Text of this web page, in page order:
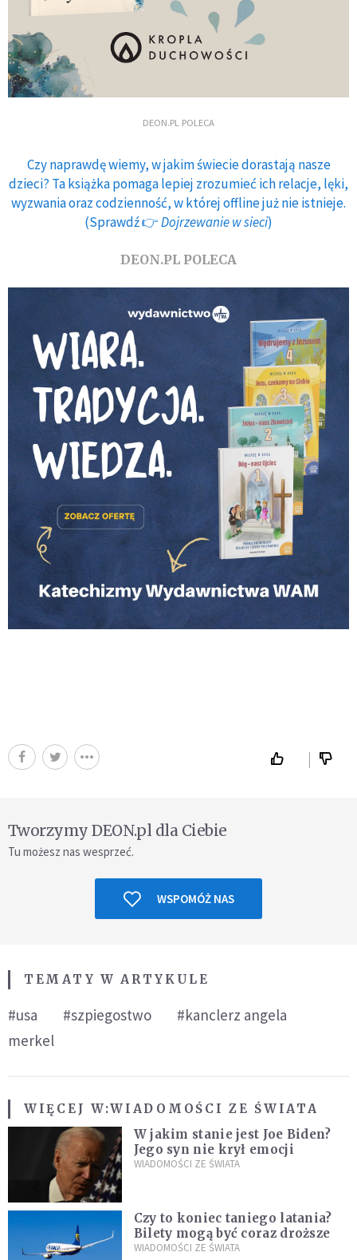
DEON.PL POLECA
Czy naprawdę wiemy, w jakim świecie dorastają nasze
dzieci? Ta książka pomaga lepiej zrozumieć ich relacje, lęki,
wyzwania oraz codzienność, w której offline już nie istnieje.
(Sprawdź 👉Dojrzewanie w sieci)
DEON.PL POLECA
Tworzymy DEON.pl dla Ciebie
Tu możesz nas wesprzeć.
WSPOMÓŻ NAS
TEMATY W ARTYKULE
#usa #szpiegostwo
#kanclerz angela
merkel
WIĘCEJ W:WIADOMOŚCI ZE ŚWIATA
W jakim stanie jest Joe Biden?
Jego syn nie krył emocji
WIADOMOŚCI ZE ŚWIATA
Czy to koniec taniego latania?
Bilety mogą być coraz droższe
WIADOMOŚCI ZE ŚWIATA